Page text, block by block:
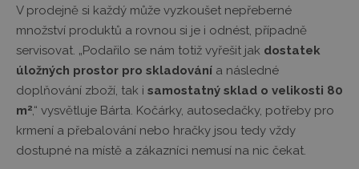
V prodejně si každý může vyzkoušet nepřeberné
množství produktů a rovnou si je i odnést, případně
servisovat. „Podařilo se nám totiž vyřešit jak dostatek
úložných prostor pro skladování a následné
doplňování zboží, tak i samostatný sklad o velikosti 80
m2,“ vysvětluje Bárta. Kočárky, autosedačky, potřeby pro
krmení a přebalování nebo hračky jsou tedy vždy
dostupné na místě a zákazníci nemusí na nic čekat.